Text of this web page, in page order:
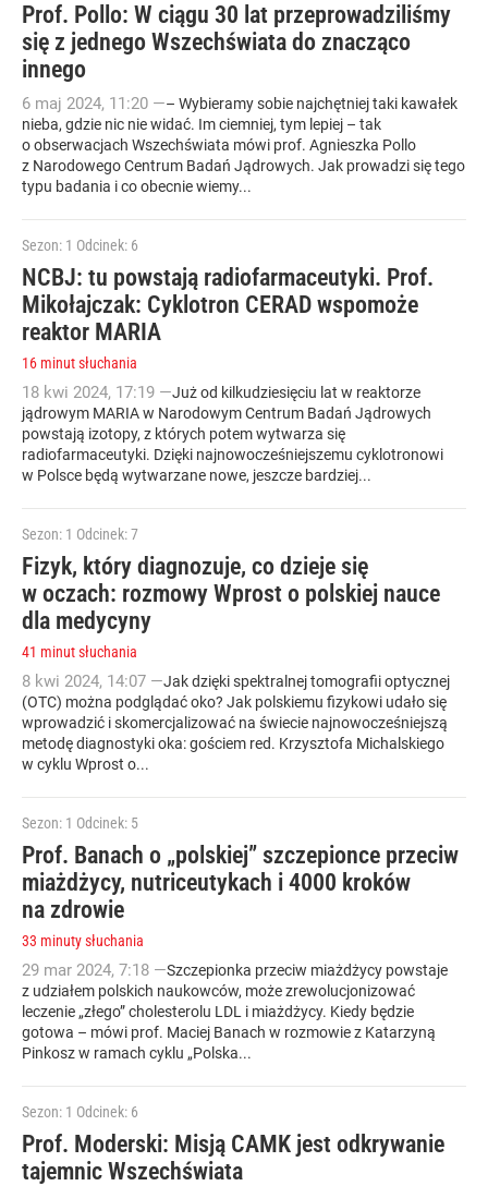
Prof. Pollo: W ciągu 30 lat przeprowadziliśmy
się z jednego Wszechświata do znacząco
innego
6 maj 2024, 11:20 —– Wybieramy sobie najchętniej taki kawałek
nieba, gdzie nic nie widać. Im ciemniej, tym lepiej – tak
o obserwacjach Wszechświata mówi prof. Agnieszka Pollo
z Narodowego Centrum Badań Jądrowych. Jak prowadzi się tego
typu badania i co obecnie wiemy...
Sezon: 1 Odcinek: 6
NCBJ: tu powstają radiofarmaceutyki. Prof.
Mikołajczak: Cyklotron CERAD wspomoże
reaktor MARIA
16 minut słuchania
18 kwi 2024, 17:19 —Już od kilkudziesięciu lat w reaktorze
jądrowym MARIA w Narodowym Centrum Badań Jądrowych
powstają izotopy, z których potem wytwarza się
radiofarmaceutyki. Dzięki najnowocześniejszemu cyklotronowi
w Polsce będą wytwarzane nowe, jeszcze bardziej...
Sezon: 1 Odcinek: 7
Fizyk, który diagnozuje, co dzieje się
w oczach: rozmowy Wprost o polskiej nauce
dla medycyny
41 minut słuchania
8 kwi 2024, 14:07 —Jak dzięki spektralnej tomografii optycznej
(OTC) można podglądać oko? Jak polskiemu fizykowi udało się
wprowadzić i skomercjalizować na świecie najnowocześniejszą
metodę diagnostyki oka: gościem red. Krzysztofa Michalskiego
w cyklu Wprost o...
Sezon: 1 Odcinek: 5
Prof. Banach o „polskiej” szczepionce przeciw
miażdżycy, nutriceutykach i 4000 kroków
na zdrowie
33 minuty słuchania
29 mar 2024, 7:18 —Szczepionka przeciw miażdżycy powstaje
z udziałem polskich naukowców, może zrewolucjonizować
leczenie „złego” cholesterolu LDL i miażdżycy. Kiedy będzie
gotowa – mówi prof. Maciej Banach w rozmowie z Katarzyną
Pinkosz w ramach cyklu „Polska...
Sezon: 1 Odcinek: 6
Prof. Moderski: Misją CAMK jest odkrywanie
tajemnic Wszechświata